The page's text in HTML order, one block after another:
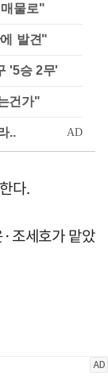
물로"
발견"
'5승 2무'
건가"
다.
조세호가 맡았